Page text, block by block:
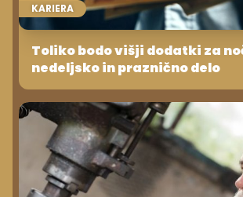
KARIERA
Toliko bodo višji dodatki za
nedeljsko in praznično delo